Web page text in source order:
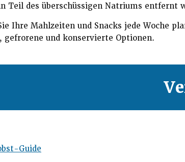
Teil des überschüssigen Natriums entfernt
Ihre Mahlzeiten und Snacks jede Woche
gefrorene und konservierte Optionen.
Guide